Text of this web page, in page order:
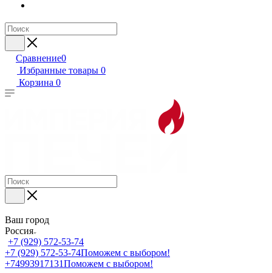
Сравнение0
Избранные товары 0
Корзина 0
Ваш город
Россия
+7 (929) 572-53-74
+7 (929) 572-53-74Поможем с выбором!
+74993917131Поможем с выбором!